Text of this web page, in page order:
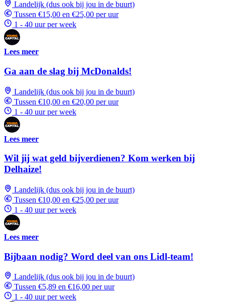
Landelijk (dus ook bij jou in de buurt)
Tussen €15,00 en €25,00 per uur
1 - 40 uur per week
Lees meer
Ga aan de slag bij McDonalds!
Landelijk (dus ook bij jou in de buurt)
Tussen €10,00 en €20,00 per uur
1 - 40 uur per week
Lees meer
Wil jij wat geld bijverdienen? Kom werken bij
Delhaize!
Landelijk (dus ook bij jou in de buurt)
Tussen €10,00 en €25,00 per uur
1 - 40 uur per week
Lees meer
Bijbaan nodig? Word deel van ons Lidl-team!
Landelijk (dus ook bij jou in de buurt)
Tussen €5,89 en €16,00 per uur
1 - 40 uur per week